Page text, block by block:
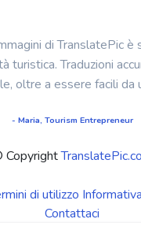
di TranslatePic è
turistica. Traduzioni
oltre a essere facili da
- Maria, Tourism Entrepreneur
Copyright
di utilizzo
Contattaci